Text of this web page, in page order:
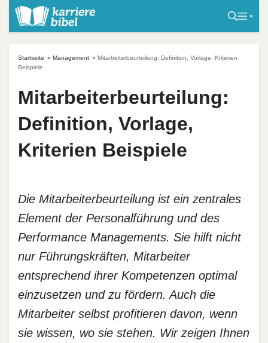
Startseite » Management » Mitarbeiterbeurteilung: Definition, Vorlage, Kriterien
Beispiele
Mitarbeiterbeurteilung:
Definition, Vorlage,
Kriterien Beispiele
Die Mitarbeiterbeurteilung ist ein zentrales
Element der Personalführung und des
Performance Managements. Sie hilft nicht
nur Führungskräften, Mitarbeiter
entsprechend ihrer Kompetenzen optimal
einzusetzen und zu fördern. Auch die
Mitarbeiter selbst profitieren davon, wenn
sie wissen, wo sie stehen. Wir zeigen Ihnen